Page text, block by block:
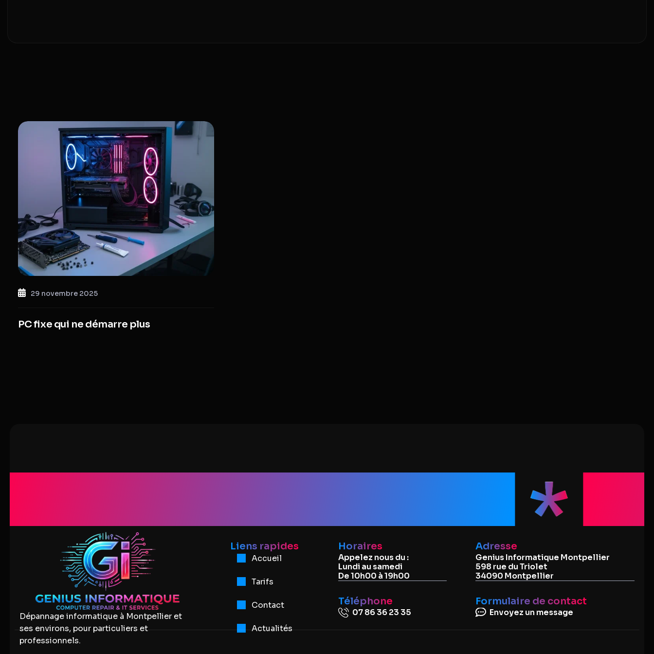
29 novembre 2025
PC fixe qui ne démarre plus
Dépannage informatique à Montpellier et
ses environs, pour particuliers et
professionnels.
Liens rapides
Accueil
Tarifs
Contact
Actualités
Horaires
Appelez nous du :
Lundi au samedi
De 10h00 à 19h00
Téléphone
07 86 36 23 35
Adresse
Genius Informatique Montpellier
598 rue du Triolet
34090 Montpellier
Formulaire de contact
Envoyez un message